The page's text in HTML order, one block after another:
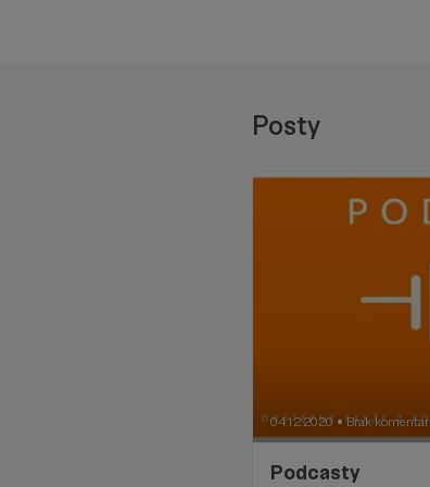
Posty
04.12.2020 ● Brak
Podcasty